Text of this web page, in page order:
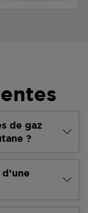
de gaz
?